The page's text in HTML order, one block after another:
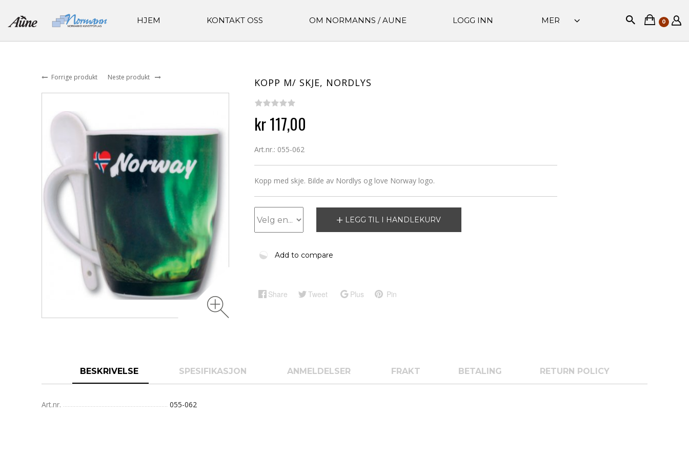
HJEM KONTAKT OSS OM NORMANNS / AUNE LOGG INN MER 0
Forrige produkt Neste produkt KOPP M/ SKJE, NORDLYS
kr 117,00
Art.nr.: 055-062
Kopp med skje. Bilde av Nordlys og love Norway logo.
LEGG TIL I HANDLEKURV
Add to compare
Share Tweet Plus Pin
BESKRIVELSE SPESIFIKASJON ANMELDELSER FRAKT BETALING RETURN POLICY
Art.nr. 055-062